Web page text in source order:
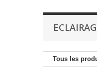
Tous les